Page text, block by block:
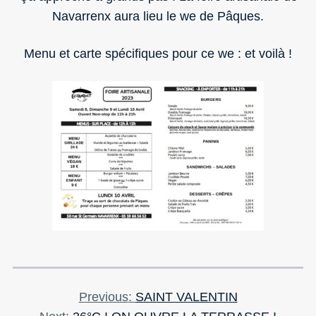
Navarrenx aura lieu le we de Pâques.
Menu et carte spécifiques pour ce we : et voilà !
Navigation
Previous
Previous SAINT VALENTIN